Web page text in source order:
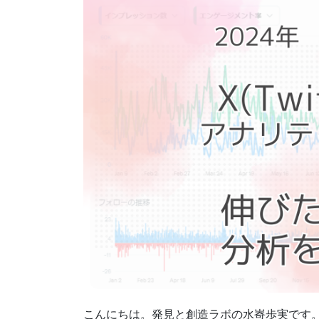
こんにちは。発見と創造ラボの水㟢歩実です